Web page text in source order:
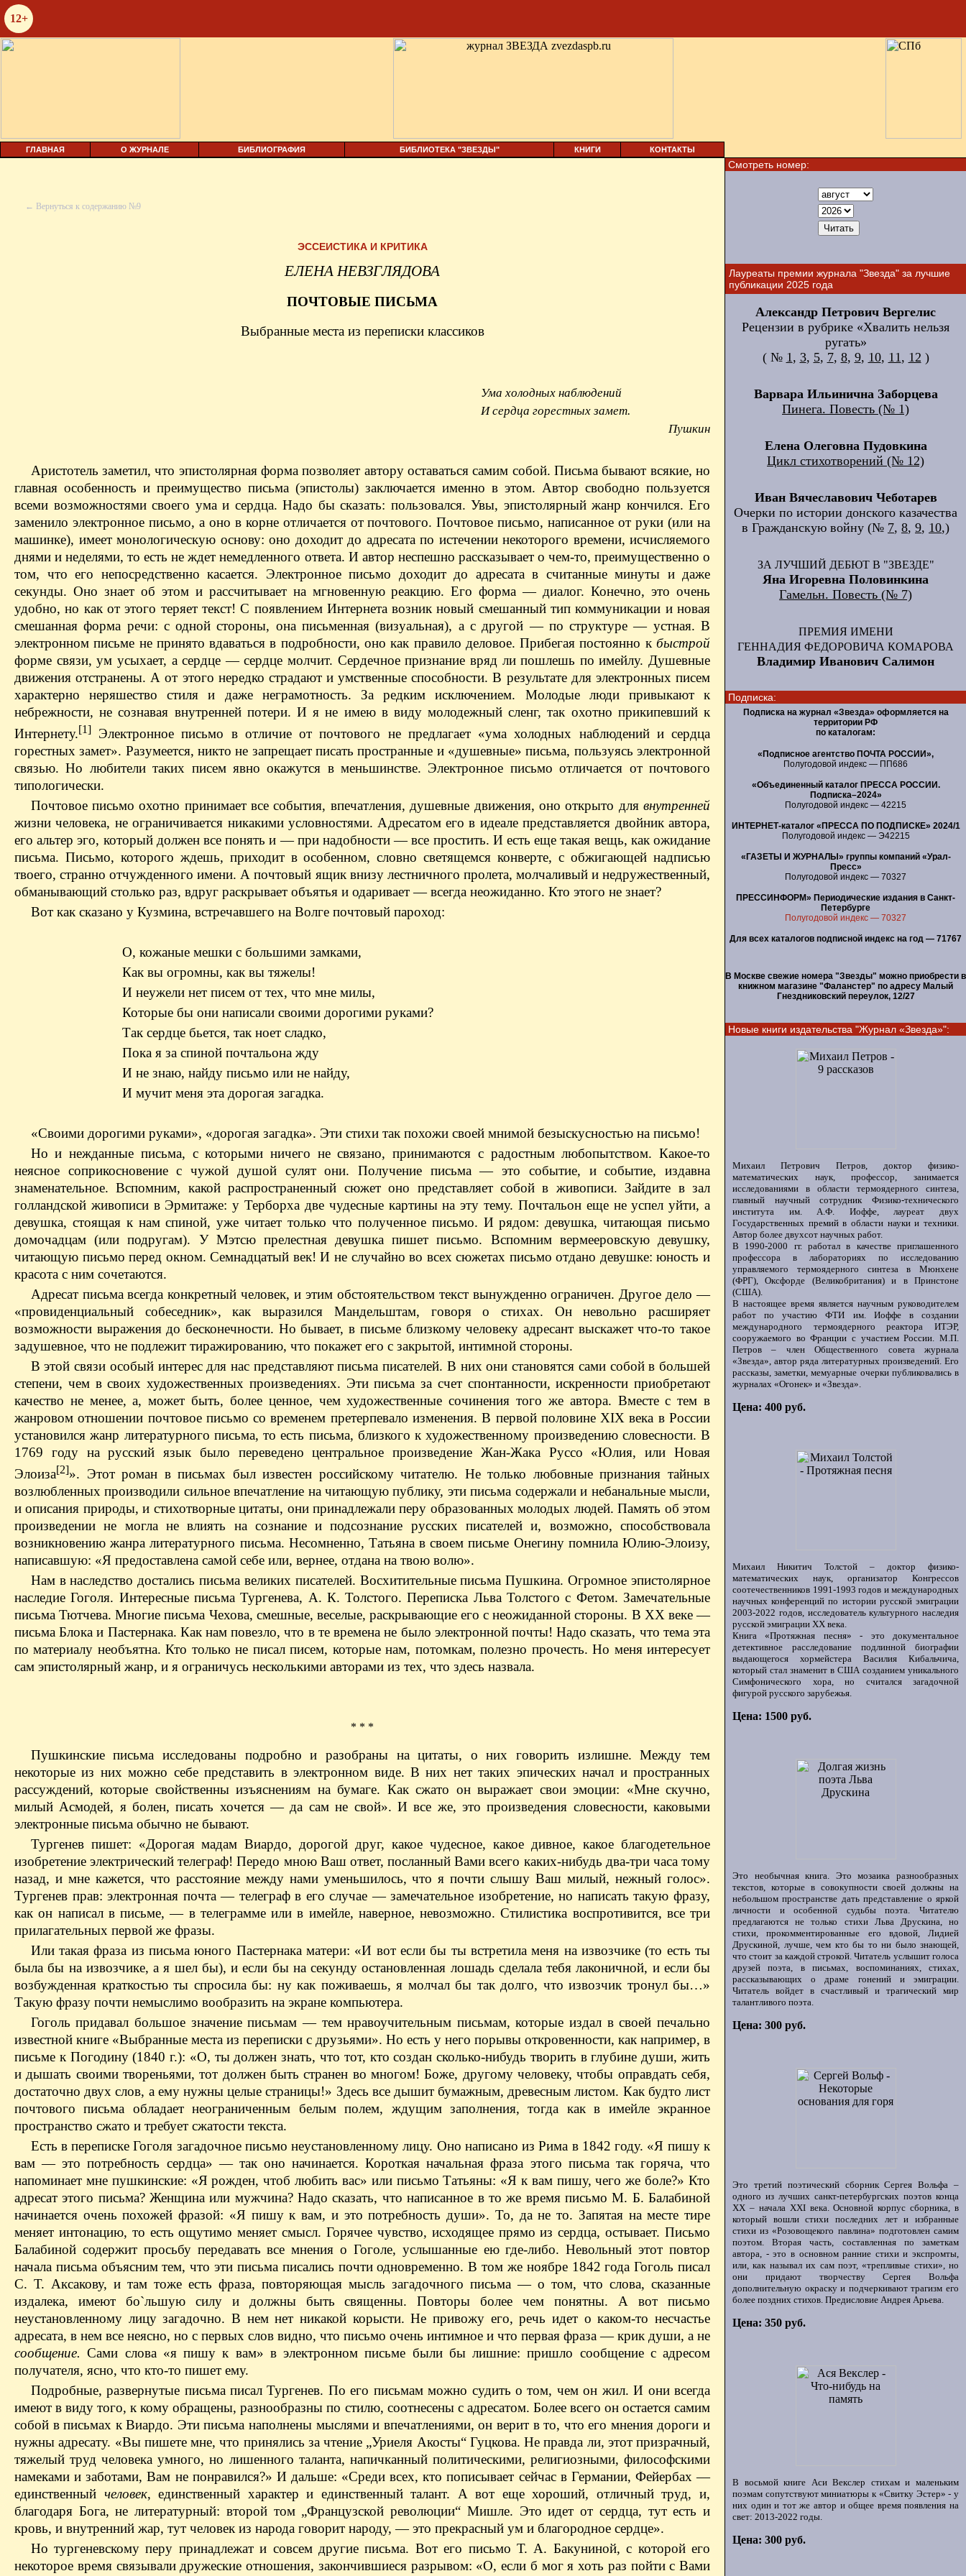
12+
ГЛАВНАЯ О ЖУРНАЛЕ БИБЛИОГРАФИЯ БИБЛИОТЕКА "ЗВЕЗДЫ" КНИГИ КОНТАКТЫ
← Вернуться к содержанию №9
ЭССЕИСТИКА И КРИТИКА
ЕЛЕНА НЕВЗГЛЯДОВА
ПОЧТОВЫЕ ПИСЬМА
Выбранные места из переписки классиков
Ума холодных наблюдений
И сердца горестных замет.
Пушкин
Аристотель заметил, что эпистолярная форма позволяет автору оставаться самим собой. Письма бывают всякие, но
главная особенность и преимущество письма (эпистолы) заключается именно в этом. Автор свободно пользуется
всеми возможностями своего ума и сердца. Надо бы сказать: пользовался. Увы, эпистолярный жанр кончился. Его
заменило электронное письмо, а оно в корне отличается от почтового. Почтовое письмо, написанное от руки (или на
машинке), имеет монологическую основу: оно доходит до адресата по истечении некоторого времени, исчисляемого
днями и неделями, то есть не ждет немедленного ответа. И автор неспешно рассказывает о чем-то, преимущественно о
том, что его непосредственно касается. Электронное письмо доходит до адресата в считанные минуты и даже
секунды. Оно знает об этом и рассчитывает на мгновенную реакцию. Его форма — диалог. Конечно, это очень
удобно, но как от этого теряет текст! С появлением Интернета возник новый смешанный тип коммуникации и новая
смешанная форма речи: с одной стороны, она письменная (визуальная), а с другой — по структуре — устная. В
электронном письме не принято вдаваться в подробности, оно как правило деловое. Прибегая постоянно к быстрой
форме связи, ум усыхает, а сердце — сердце молчит. Сердечное признание вряд ли пошлешь по имейлу. Душевные
движения отстранены. А от этого нередко страдают и умственные способности. В результате для электронных писем
характерно неряшество стиля и даже неграмотность. За редким исключением. Молодые люди привыкают к
небрежности, не сознавая внутренней потери. И я не имею в виду молодежный сленг, так охотно прикипевший к
Интернету.[1]
Электронное письмо в отличие от почтового не предлагает «ума холодных наблюдений и сердца
горестных замет». Разумеется, никто не запрещает писать пространные и «душевные» письма, пользуясь электронной
связью. Но любители таких писем явно окажутся в меньшинстве. Электронное письмо отличается от почтового
типологически.
Почтовое письмо охотно принимает все события, впечатления, душевные движения, оно открыто для внутренней
жизни человека, не ограничивается никакими условностями. Адресатом его в идеале представляется двойник автора,
его альтер эго, который должен все понять и — при надобности — все простить. И есть еще такая вещь, как ожидание
письма. Письмо, которого ждешь, приходит в особенном, словно светящемся конверте, с обжигающей надписью
твоего, странно отчужденного имени. А почтовый ящик внизу лестничного пролета, молчаливый и недружественный,
обманывающий столько раз, вдруг раскрывает объятья и одаривает — всегда неожиданно. Кто этого не знает?
Вот как сказано у Кузмина, встречавшего на Волге почтовый пароход:
О, кожаные мешки с большими замками,
Как вы огромны, как вы тяжелы!
И неужели нет писем от тех, что мне милы,
Которые бы они написали своими дорогими руками?
Так сердце бьется, так ноет сладко,
Пока я за спиной почтальона жду
И не знаю, найду письмо или не найду,
И мучит меня эта дорогая загадка.
«Своими дорогими руками», «дорогая загадка». Эти стихи так похожи своей мнимой безыскусностью на письмо!
Но и нежданные письма, с которыми ничего не связано, принимаются с радостным любопытством. Какое-то
неясное соприкосновение с чужой душой сулят они. Получение письма — это событие, и событие, издавна
знаменательное. Вспомним, какой распространенный сюжет оно представляет собой в живописи. Зайдите в зал
голландской живописи в Эрмитаже: у Терборха две чудесные картины на эту тему. Почтальон еще не успел уйти, а
девушка, стоящая к нам спиной, уже читает только что полученное письмо. И рядом: девушка, читающая письмо
домочадцам (или подругам). У Мэтсю прелестная девушка пишет письмо. Вспомним вермееровскую девушку,
читающую письмо перед окном. Семнадцатый век! И не случайно во всех сюжетах письмо отдано девушке: юность и
красота с ним сочетаются.
Адресат письма всегда конкретный человек, и этим обстоятельством текст вынужденно ограничен. Другое дело —
«провиденциальный собеседник», как выразился Мандельштам, говоря о стихах. Он невольно расширяет
возможности выражения до бесконечности. Но бывает, в письме близкому человеку адресант выскажет что-то такое
задушевное, что не подлежит тиражированию, что покажет его с закрытой, интимной стороны.
В этой связи особый интерес для нас представляют письма писателей. В них они становятся сами собой в большей
степени, чем в своих художественных произведениях. Эти письма за счет спонтанности, искренности приобретают
качество не менее, а, может быть, более ценное, чем художественные сочинения того же автора. Вместе с тем в
жанровом отношении почтовое письмо со временем претерпевало изменения. В первой половине ХIХ века в России
установился жанр литературного письма, то есть письма, близкого к художественному произведению словесности. В
1769 году на русский язык было переведено центральное произведение Жан-Жака Руссо «Юлия, или Новая
Элоиза[2]». Этот роман в письмах был известен российскому читателю. Не только любовные признания тайных
возлюбленных производили сильное впечатление на читающую публику, эти письма содержали и небанальные мысли,
и описания природы, и стихо­творные цитаты, они принадлежали перу образованных молодых людей. Память об этом
произведении не могла не влиять на сознание и подсознание русских писателей и, возможно, способствовала
возникновению жанра литературного письма. Несомненно, Татьяна в своем письме Онегину помнила Юлию-Элоизу,
написавшую: «Я предоставлена самой себе или, вернее, отдана на твою волю».
Нам в наследство достались письма великих писателей. Восхитительные письма Пушкина. Огромное эпистолярное
наследие Гоголя. Интересные письма Тургенева, А. К. Толстого. Переписка Льва Толстого с Фетом. Замечательные
письма Тютчева. Многие письма Чехова, смешные, веселые, раскрывающие его с неожиданной стороны. В ХХ веке —
письма Блока и Пастернака. Как нам повезло, что в те времена не было электронной почты! Надо сказать, что тема эта
по материалу необъятна. Кто только не писал писем, которые нам, потомкам, полезно прочесть. Но меня интересует
сам эпистолярный жанр, и я ограничусь несколькими авторами из тех, что здесь назвала.
* * *
Пушкинские письма исследованы подробно и разобраны на цитаты, о них говорить излишне. Между тем
некоторые из них можно себе представить в электронном виде. В них нет таких эпических начал и пространных
рассуждений, которые свойственны изъяснениям на бумаге. Как сжато он выражает свои эмоции: «Мне скучно,
милый Асмодей, я болен, писать хочется — да сам не свой». И все же, это произведения словесности, каковыми
электронные письма обычно не бывают.
Тургенев пишет: «Дорогая мадам Виардо, дорогой друг, какое чудесное, какое дивное, какое благодетельное
изобретение электрический телеграф! Передо мною Ваш ответ, посланный Вами всего каких-нибудь два-три часа тому
назад, и мне кажется, что расстояние между нами уменьшилось, что я почти слышу Ваш милый, нежный голос».
Тургенев прав: электронная почта — телеграф в его случае — замечательное изобретение, но написать такую фразу,
как он написал в письме, — в телеграмме или в имейле, наверное, невозможно. Стилистика воспротивится, все три
прилагательных первой же фразы.
Или такая фраза из письма юного Пастернака матери: «И вот если бы ты встретила меня на извозчике (то есть ты
была бы на извозчике, а я шел бы), и если бы на секунду остановленная лошадь сделала тебя лаконичной, и если бы
возбужденная краткостью ты спросила бы: ну как поживаешь, я молчал бы так долго, что извозчик тронул бы…»
Такую фразу почти немыслимо вообразить на экране компьютера.
Гоголь придавал большое значение письмам — тем нравоучительным письмам, которые издал в своей печально
известной книге «Выбранные места из переписки с друзьями». Но есть у него порывы откровенности, как например, в
письме к Погодину (1840 г.): «О, ты должен знать, что тот, кто создан сколько-нибудь творить в глубине души, жить
и дышать своими твореньями, тот должен быть странен во многом! Боже, другому человеку, чтобы оправдать себя,
достаточно двух слов, а ему нужны целые страницы!» Здесь все дышит бумажным, древесным листом. Как будто лист
почтового письма обладает неограниченным белым полем, ждущим заполнения, тогда как в имейле экранное
пространство сжато и требует сжатости текста.
Есть в переписке Гоголя загадочное письмо неустановленному лицу. Оно написано из Рима в 1842 году. «Я пишу к
вам — это потребность сердца» — так оно начинается. Короткая начальная фраза этого письма так горяча, что
напоминает мне пушкинские: «Я рожден, чтоб любить вас» или письмо Татьяны: «Я к вам пишу, чего же боле?» Кто
адресат этого письма? Женщина или мужчина? Надо сказать, что написанное в то же время письмо М. Б. Балабиной
начинается очень похожей фразой: «Я пишу к вам, и это потребность души». То, да не то. Запятая на месте тире
меняет интонацию, то есть ощутимо меняет смысл. Горячее чувство, исходящее прямо из сердца, остывает. Письмо
Балабиной содержит просьбу передавать все мнения о Гоголе, услышанные ею где-либо. Невольный этот повтор
начала письма объясним тем, что эти письма писались почти одновременно. В том же ноябре 1842 года Гоголь писал
С. Т. Аксакову, и там тоже есть фраза, повторяющая мысль загадочного письма — о том, что слова, сказанные
издалека, имеют бо`льшую силу и должны быть священны. Повторы более чем понятны. А вот письмо
неустановленному лицу загадочно. В нем нет никакой корысти. Не привожу его, речь идет о каком-то несчастье
адресата, в нем все неясно, но с первых слов видно, что письмо очень интимное и что первая фраза — крик души, а не
сообщение. Сами слова «я пишу к вам» в электронном письме были бы лишние: пришло сообщение с адресом
получателя, ясно, что кто-то пишет ему.
Подробные, развернутые письма писал Тургенев. По его письмам можно судить о том, чем он жил. И они всегда
имеют в виду того, к кому обращены, разнообразны по стилю, соотнесены с адресатом. Более всего он остается самим
собой в письмах к Виардо. Эти письма наполнены мыслями и впечатлениями, он верит в то, что его мнения дороги и
нужны адресату. «Вы пишете мне, что принялись за чтение „Уриеля Акосты“ Гуцкова. Не правда ли, этот призрачный,
тяжелый труд человека умного, но лишенного таланта, напичканный политическими, религиозными, философскими
намеками и заботами, Вам не понравился?» И дальше: «Среди всех, кто пописывает сейчас в Германии, Фейер­бах —
единственный человек, единственный характер и единственный талант. А вот еще хороший, отличный труд, и,
благодаря Бога, не литературный: второй том „Французской революции“ Мишле. Это идет от сердца, тут есть и
кровь, и внутренний жар, тут человек из народа говорит народу, — это прекрасный ум и благородное сердце».
Но тургеневскому перу принадлежат и совсем другие письма. Вот его письмо Т. А. Бакуниной, с которой его
некоторое время связывали дружеские отношения, закончившиеся разрывом: «О, если б мог я хоть раз пойти с Вами
Смотреть номер:
Лауреаты премии журнала "Звезда" за лучшие
публикации 2025 года
Александр Петрович Вергелис
Рецензии в рубрике «Хвалить нельзя
ругать»
( № 1, 3, 5, 7, 8, 9, 10, 11, 12 )
Варвара Ильинична Заборцева
Пинега. Повесть (№ 1)
Елена Олеговна Пудовкина
Цикл стихотворений (№ 12)
Иван Вячеславович Чеботарев
Очерки по истории донского казачества
в Гражданскую войну (№ 7, 8, 9, 10,)
ЗА ЛУЧШИЙ ДЕБЮТ В "ЗВЕЗДЕ"
Яна Игоревна Половинкина
Гамельн. Повесть (№ 7)
ПРЕМИЯ ИМЕНИ
ГЕННАДИЯ ФЕДОРОВИЧА КОМАРОВА
Владимир Иванович Салимон
Подписка:
Подписка на журнал «Звезда» оформляется на
территории РФ
по каталогам:
«Подписное агентство ПОЧТА РОССИИ»,
Полугодовой индекс — ПП686
«Объединенный каталог ПРЕССА РОССИИ.
Подписка–2024»
Полугодовой индекс — 42215
ИНТЕРНЕТ-каталог «ПРЕССА ПО ПОДПИСКЕ» 2024/1
Полугодовой индекс — Э42215
«ГАЗЕТЫ И ЖУРНАЛЫ» группы компаний «Урал-
Пресс»
Полугодовой индекс — 70327
ПРЕССИНФОРМ» Периодические издания в Санкт-
Петербурге
Полугодовой индекс — 70327
Для всех каталогов подписной индекс на год — 71767
В Москве свежие номера "Звезды" можно приобрести в
книжном магазине "Фаланстер" по адресу Малый
Гнездниковский переулок, 12/27
Новые книги издательства "Журнал «Звезда»":
Михаил Петрович Петров, доктор физико-
математических наук, профессор, занимается
исследованиями в области термоядерного синтеза,
главный научный сотрудник Физико-технического
института им. А.Ф. Иоффе, лауреат двух
Государственных премий в области науки и техники.
Автор более двухсот научных работ.
В 1990-2000 гг. работал в качестве приглашенного
профессора в лабораториях по исследованию
управляемого термоядерного синтеза в Мюнхене
(ФРГ), Оксфорде (Великобритания) и в Принстоне
(США).
В настоящее время является научным руководителем
работ по участию ФТИ им. Иоффе в создании
международного термоядерного реактора ИТЭР,
сооружаемого во Франции с участием России. М.П.
Петров – член Общественного совета журнала
«Звезда», автор ряда литературных произведений. Его
рассказы, заметки, мемуарные очерки публиковались в
журналах «Огонек» и «Звезда».
Цена: 400 руб.
Михаил Никитич Толстой – доктор физико-
математических наук, организатор Конгрессов
соотечественников 1991-1993 годов и международных
научных конференций по истории русской эмиграции
2003-2022 годов, исследователь культурного наследия
русской эмиграции ХХ века.
Книга «Протяжная песня» - это документальное
детективное расследование подлинной биографии
выдающегося хормейстера Василия Кибальчича,
который стал знаменит в США созданием уникального
Симфонического хора, но считался загадочной
фигурой русского зарубежья.
Цена: 1500 руб.
Это необычная книга. Это мозаика разнообразных
текстов, которые в совокупности своей должны на
небольшом пространстве дать представление о яркой
личности и особенной судьбы поэта. Читателю
предлагаются не только стихи Льва Друскина, но
стихи, прокомментированные его вдовой, Лидией
Друскиной, лучше, чем кто бы то ни было знающей,
что стоит за каждой строкой. Читатель услышит голоса
друзей поэта, в письмах, воспоминаниях, стихах,
рассказывающих о драме гонений и эмиграции.
Читатель войдет в счастливый и трагический мир
талантливого поэта.
Цена: 300 руб.
Это третий поэтический сборник Сергея Вольфа –
одного из лучших санкт-петербургских поэтов конца
ХХ – начала XXI века. Основной корпус сборника, в
который вошли стихи последних лет и избранные
стихи из «Розовощекого павлина» подготовлен самим
поэтом. Вторая часть, составленная по заметкам
автора, - это в основном ранние стихи и экспромты,
или, как называл их сам поэт, «трепливые стихи», но
они придают творчеству Сергея Вольфа
дополнительную окраску и подчеркивают трагизм его
более поздних стихов. Предисловие Андрея Арьева.
Цена: 350 руб.
В восьмой книге Аси Векслер стихам и маленьким
поэмам сопутствуют миниатюры к «Свитку Эстер» - у
них один и тот же автор и общее время появления на
свет: 2013-2022 годы.
Цена: 300 руб.